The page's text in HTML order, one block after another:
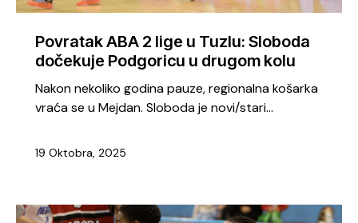
Povratak ABA 2 lige u Tuzlu: Sloboda
dočekuje Podgoricu u drugom kolu
Nakon nekoliko godina pauze, regionalna košarka
vraća se u Mejdan. Sloboda je novi/stari…
19 Oktobra, 2025